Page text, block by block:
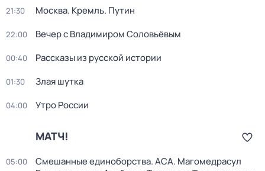
21:30 Москва. Кремль. Путин
22:00 Вечер с Владимиром Соловьёвым
00:40 Рассказы из русской истории
01:30 Злая шутка
04:00 Утро России
МАТЧ!
05:00
Смешанные единоборства. ACA. Магомедрасул